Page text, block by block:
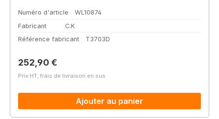
Numéro d'article
WL10874
Fabricant
C.K
Référence fabricant
T3703D
Prix régulier :
252,90 €
Prix HT, frais de livraison en sus
Ajouter au panier